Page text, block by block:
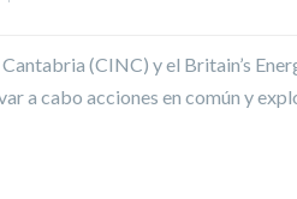
(CINC) y el Britain’s
a cabo acciones en común y